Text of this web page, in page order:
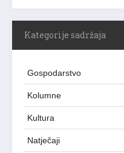
Kategorije sadržaja
Gospodarstvo
Kolumne
Kultura
Natječaji